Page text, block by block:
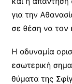
για την
σε θέση να τον
Η αδυναμία
εσωτερική
θύματα της